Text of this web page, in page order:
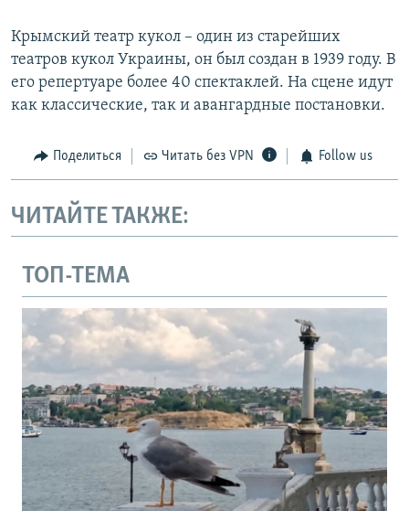
Крымский театр кукол – один из старейших
театров кукол Украины, он был создан в 1939 году. В
его репертуаре более 40 спектаклей. На сцене идут
как классические, так и авангардные постановки.
Поделиться Читать без VPN Follow us
ЧИТАЙТЕ ТАКЖЕ:
ТОП-ТЕМА